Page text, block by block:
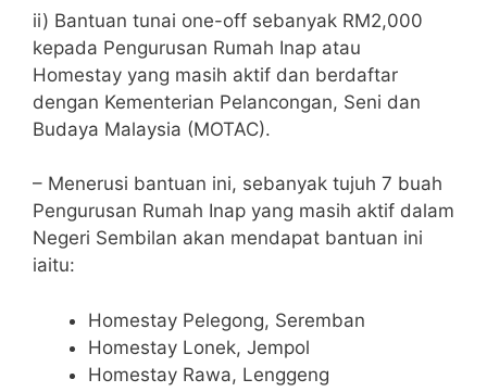
ii) Bantuan tunai one-off sebanyak RM2,000
kepada Pengurusan Rumah Inap atau
Homestay yang masih aktif dan berdaftar
dengan Kementerian Pelancongan, Seni dan
Budaya Malaysia (MOTAC).
– Menerusi bantuan ini, sebanyak tujuh 7 buah
Pengurusan Rumah Inap yang masih aktif dalam
Negeri Sembilan akan mendapat bantuan ini
iaitu:
Homestay Pelegong, Seremban
Homestay Lonek, Jempol
Homestay Rawa, Lenggeng